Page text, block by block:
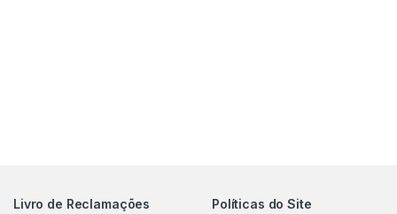
Livro de Reclamações
Políticas do Site